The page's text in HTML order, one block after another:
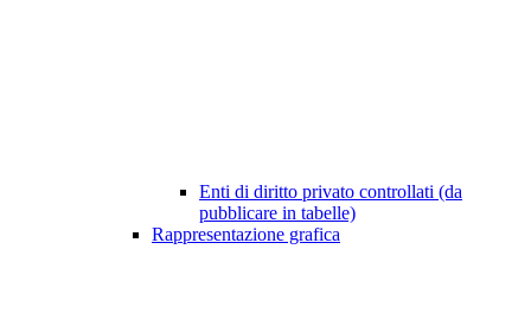
Enti di diritto privato controllati (da
pubblicare in tabelle)
Rappresentazione grafica